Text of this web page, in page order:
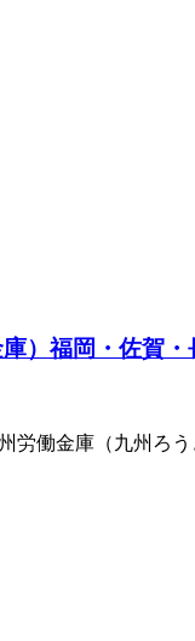
）福岡・佐賀
働金庫（九州ろ